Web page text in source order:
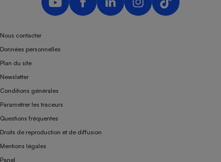
Nous contacter
Données personnelles
Plan du site
Newsletter
Conditions générales
Paramétrer les traceurs
Questions fréquentes
Droits de reproduction et de diffusion
Mentions légales
Panel